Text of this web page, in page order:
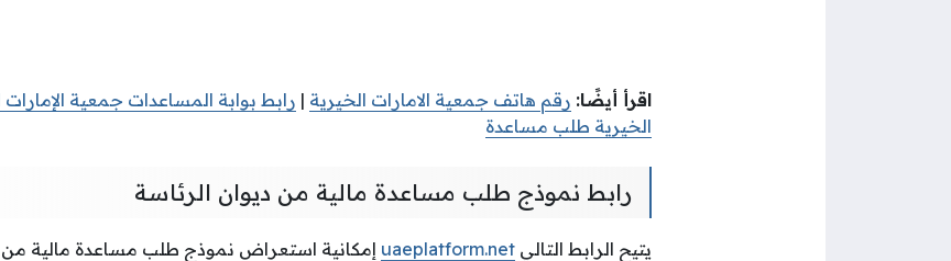
اقرأ أيضًا: رقم هاتف جمعية الامارات الخيرية | رابط بوابة المساعدات جمعية الإمارات
الخيرية طلب مساعدة
رابط نموذج طلب مساعدة مالية من ديوان الرئاسة
يتيح الرابط التالي uaeplatform.net إمكانية استعراض نموذج طلب مساعدة مالية من